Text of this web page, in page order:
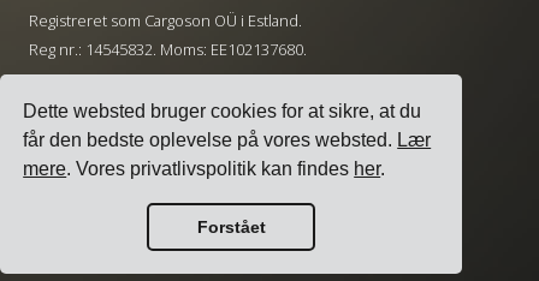
Dette websted bruger cookies for at sikre, at du
får den bedste oplevelse på vores websted. Lær
mere. Vores privatlivspolitik kan findes her.
Forstået
Registreret som Cargoson OÜ i Estland.
Reg nr.: 14545832. Moms: EE102137680.
+372 5555 0028 · hello@cargoson.com
Servicevilkår | Privatlivspolitik Cookie-politik